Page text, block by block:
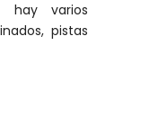
hay varios
pistas